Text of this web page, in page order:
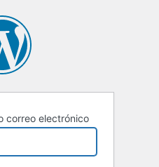
correo electrónico